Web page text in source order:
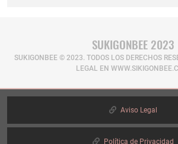
SUKIGONBEE 2023
SUKIGONBEE © 2023. TODOS LOS DERECHOS
LEGAL EN
Aviso Legal
Política de Privacidad